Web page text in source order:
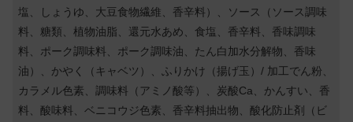
塩、しょうゆ、大豆食物繊維、香辛料）、ソース（ソース調味
料、糖類、植物油脂、還元水あめ、食塩、香辛料、香味調味
料、ポーク調味料、ポーク調味油、たん白加水分解物、香味
油）、かやく（キャベツ）、ふりかけ（揚げ玉）/ 加工でん粉、
カラメル色素、調味料（アミノ酸等）、炭酸Ca、かんすい、香
料、酸味料、ベニコウジ色素、香辛料抽出物、酸化防止剤（ビ